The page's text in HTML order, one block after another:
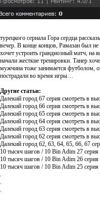
турецкого сериала Гора сердца
вечер. В конце концов, Рамазан был
хочет устроить грандиозный матч, на
начали жесткие тренировки. Танер
мужчина тоже занимается футболом,
пострадали во время игры…
Другие статьи:
Далекий город 67 серия смотреть в
Далекий город 66 серия смотреть в
Далекий город 65 серия смотреть в
Далекий город 64 серия смотреть в
Далекий город 63 серия смотреть в
Далекий город 62 серия смотреть в
Далекий город 62, 63, 64, 65, 66, 67
10 тысяч шагов / 10 Bin Adim 27 серия
10 тысяч шагов / 10 Bin Adim 26 серия
10 тысяч шагов / 10 Bin Adim 25 серия
.
.
.